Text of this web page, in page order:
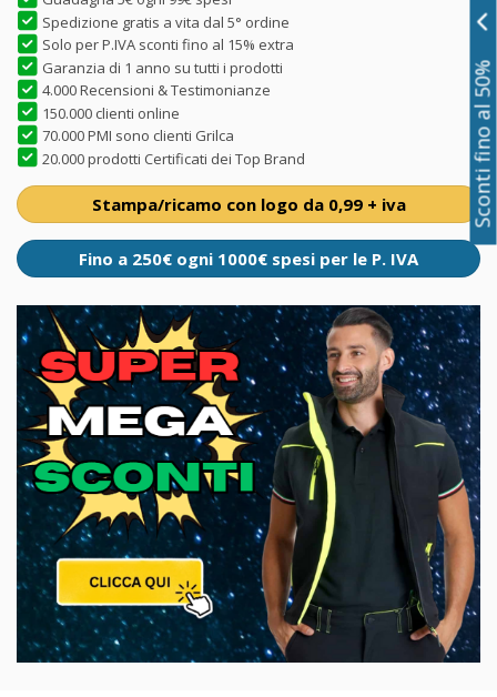
Spedizione gratis a vita dal 5° ordine
Solo per P.IVA sconti fino al 15% extra
Garanzia di 1 anno su tutti i prodotti
4.000 Recensioni & Testimonianze
150.000 clienti online
70.000 PMI sono clienti Grilca
20.000 prodotti Certificati dei Top Brand
Stampa/ricamo con logo da 0,99 + iva
Fino a 250€ ogni 1000€ spesi per le P. IVA
Sconti fino al 50%